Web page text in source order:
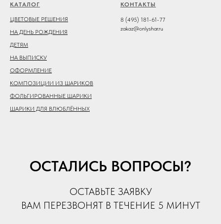
КАТАЛОГ
ЦВЕТОВЫЕ РЕШЕНИЯ
НА ДЕНЬ РОЖДЕНИЯ
ДЕТЯМ
НА ВЫПИСКУ
ОФОРМЛЕНИЕ
КОМПОЗИЦИИ ИЗ ШАРИКОВ
ФОЛЬГИРОВАННЫЕ ШАРИКИ
ШАРИКИ ДЛЯ ВЛЮБЛЁННЫХ
КОНТАКТЫ
8 (495) 181-61-77
zakaz@onlyshar.ru
ОСТАЛИСЬ ВОПРОСЫ?
ОСТАВЬТЕ ЗАЯВКУ
ВАМ ПЕРЕЗВОНЯТ В ТЕЧЕНИЕ 5 МИНУТ